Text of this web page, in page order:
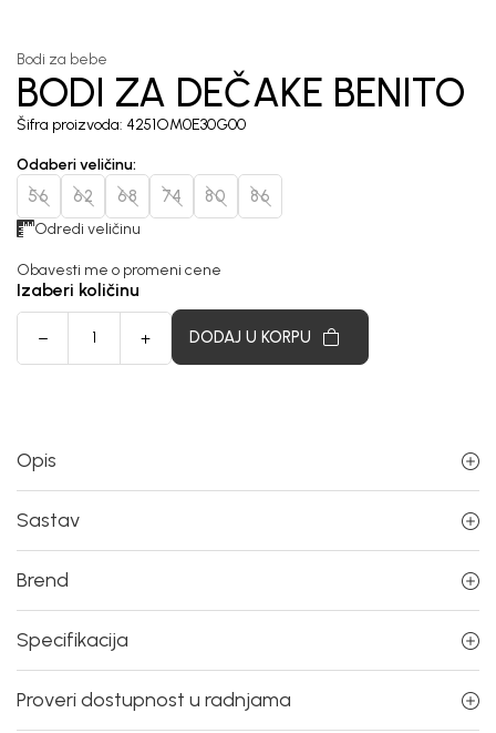
Bodi za bebe
BODI ZA DEČAKE BENITO
Šifra proizvoda: 4251OM0E30G00
Odaberi veličinu:
56 62 68 74 80 86
Odredi veličinu
Obavesti me o promeni cene
Izaberi količinu
DODAJ U KORPU
Opis
Sastav
Brend
Specifikacija
Proveri dostupnost u radnjama